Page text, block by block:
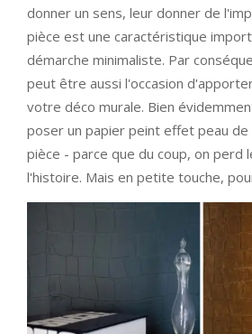
donner un sens, leur donner de
pièce est une caractéristique
démarche minimaliste. Par
peut être aussi l'occasion
votre déco murale. Bien
poser un papier peint effet peau
pièce - parce que du coup, on perd
l'histoire. Mais en petite touche,